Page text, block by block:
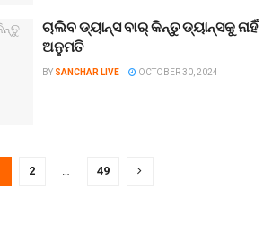
ଚାଲିବ ଡ୍ୟାନ୍ସ ବାର୍ କିନ୍ତୁ ଡ୍ୟାନ୍ସକୁ ନାହିଁ
ଅନୁମତି
BY SANCHAR LIVE OCTOBER 30, 2024
2 … 49